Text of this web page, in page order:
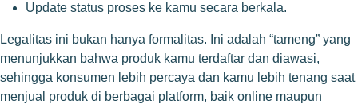
Update status proses ke kamu secara berkala.
Legalitas ini bukan hanya formalitas. Ini adalah “tameng” yang
menunjukkan bahwa produk kamu terdaftar dan diawasi,
sehingga konsumen lebih percaya dan kamu lebih tenang saat
menjual produk di berbagai platform, baik online maupun